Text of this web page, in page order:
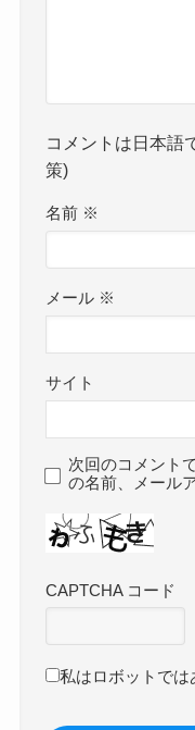
コメントは日本語
策)
名前 ※
メール ※
サイト
次回のコメント
の名前、メール
CAPTCHA コード
私はロボットでは